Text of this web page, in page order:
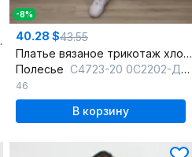
-8%
40.28 $43.55
Платье вязаное трикотаж хлопок полуприлегающего силуэта
Полесье С4723-20 0С2202-Д43 170 каспийский
46
В корзину